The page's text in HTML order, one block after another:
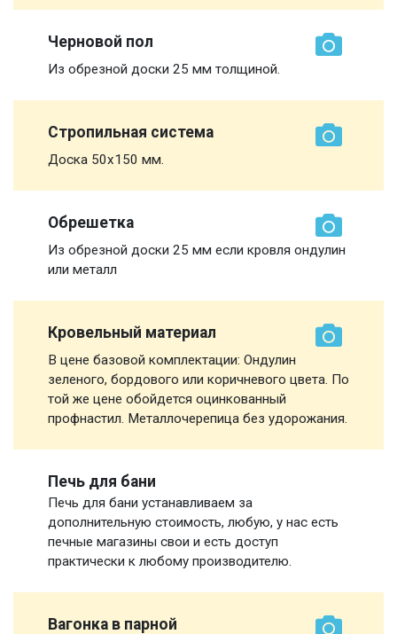
Черновой пол
Из обрезной доски 25 мм толщиной.
Стропильная система
Доска 50х150 мм.
Обрешетка
Из обрезной доски 25 мм если кровля ондулин
или металл
Кровельный материал
В цене базовой комплектации: Ондулин
зеленого, бордового или коричневого цвета. По
той же цене обойдется оцинкованный
профнастил. Металлочерепица без удорожания.
Печь для бани
Печь для бани устанавливаем за
дополнительную стоимость, любую, у нас есть
печные магазины свои и есть доступ
практически к любому производителю.
Вагонка в парной